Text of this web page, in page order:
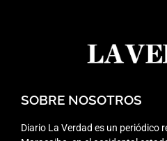
SOBRE NOSOTROS
Diario La Verdad es un periódico